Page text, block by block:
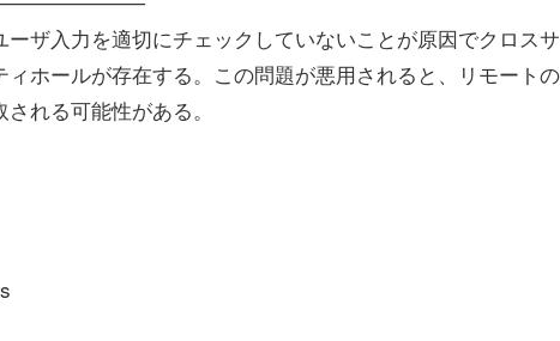
ザ入力を適切にチェックしていないことが原因でクロス
ホールが存在する。この問題が悪用されると、リモート
れる可能性がある。